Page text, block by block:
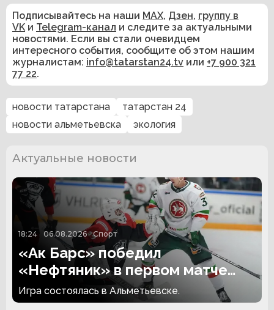
Подписывайтесь на наши MAX, Дзен, группу в
VK и Telegram-канал и следите за актуальными
новостями. Если вы стали очевидцем
интересного события, сообщите об этом нашим
журналистам: info@tatarstan24.tv или +7 900 321
77 22.
новости татарстана
татарстан 24
новости альметьевска
экология
Актуальные новости
18:24 06.08.2026 Спорт
«Ак Барс» победил
«Нефтяник» в первом матче
сезона
Игра состоялась в Альметьевске.